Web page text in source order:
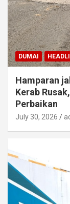
DUMAI
Hamparan
Kerab
Perbaikan
July 30, 2026